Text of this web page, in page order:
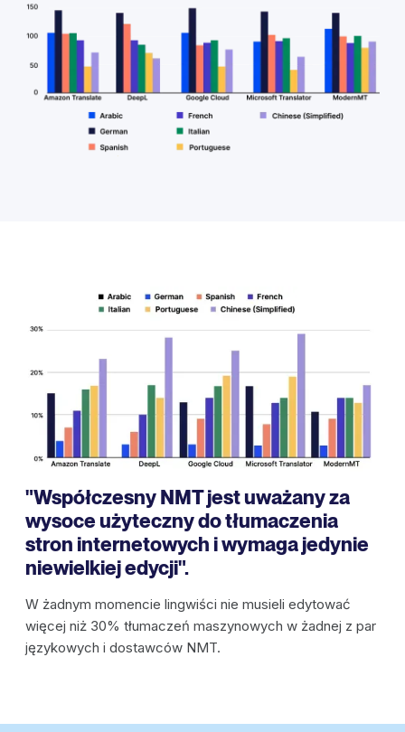
"Współczesny NMT jest uważany za
wysoce użyteczny do tłumaczenia
stron internetowych i wymaga jedynie
niewielkiej edycji".
W żadnym momencie lingwiści nie musieli edytować
więcej niż 30% tłumaczeń maszynowych w żadnej z par
językowych i dostawców NMT.